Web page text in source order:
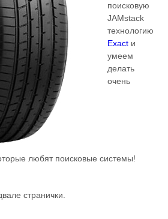
поисковую
JAMstack
технологию
Exact и
умеем
делать
очень
любят поисковые системы!
странички.